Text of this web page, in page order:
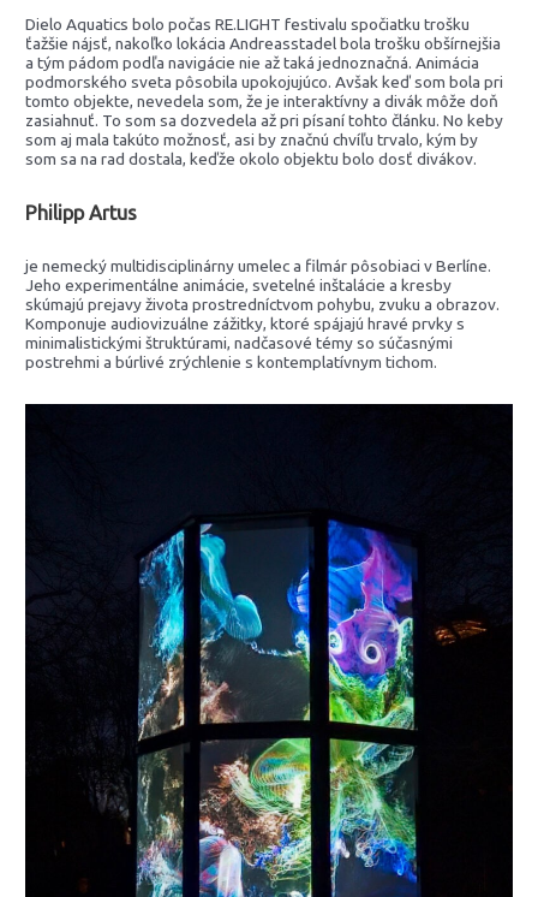
Dielo Aquatics bolo počas RE.LIGHT festivalu spočiatku trošku
ťažšie nájsť, nakoľko lokácia Andreasstadel bola trošku obšírnejšia
a tým pádom podľa navigácie nie až taká jednoznačná. Animácia
podmorského sveta pôsobila upokojujúco. Avšak keď som bola pri
tomto objekte, nevedela som, že je interaktívny a divák môže doň
zasiahnuť. To som sa dozvedela až pri písaní tohto článku. No keby
som aj mala takúto možnosť, asi by značnú chvíľu trvalo, kým by
som sa na rad dostala, keďže okolo objektu bolo dosť divákov.
Philipp Artus
je nemecký multidisciplinárny umelec a filmár pôsobiaci v Berlíne.
Jeho experimentálne animácie, svetelné inštalácie a kresby
skúmajú prejavy života prostredníctvom pohybu, zvuku a obrazov.
Komponuje audiovizuálne zážitky, ktoré spájajú hravé prvky s
minimalistickými štruktúrami, nadčasové témy so súčasnými
postrehmi a búrlivé zrýchlenie s kontemplatívnym tichom.